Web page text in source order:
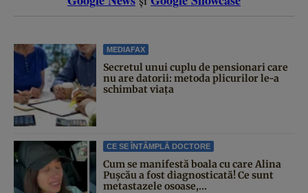
MEDIAFAX
Secretul unui cuplu de pensionari care
nu are datorii: metoda plicurilor le-a
schimbat viața
CE SE ÎNTÂMPLĂ DOCTORE
Cum se manifestă boala cu care Alina
Pușcău a fost diagnosticată! Ce sunt
metastazele osoase,...